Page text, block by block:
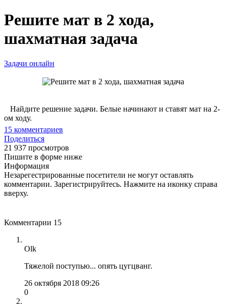
Решите мат в 2 хода,
шахматная задача
Задачи онлайн
Найдите решение задачи. Белые начинают и ставят мат на 2-
ом ходу.
15 комментариев
Поделиться
21 937 просмотров
Пишите в форме ниже
Информация
Незарегестрированные посетители не могут оставлять
комментарии. Зарегистрируйтесь. Нажмите на иконку справа
вверху.
Комментарии 15
Olk
Тяжелой поступью... опять цугцванг.
26 октября 2018 09:26
0